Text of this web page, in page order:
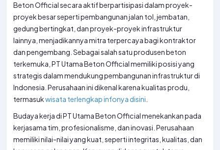
Beton Official secara aktif berpartisipasi dalam proyek-
proyek besar seperti pembangunan jalan tol, jembatan,
gedung bertingkat, dan proyek-proyek infrastruktur
lainnya, menjadikannya mitra terpercaya bagi kontraktor
dan pengembang. Sebagai salah satu produsen beton
terkemuka, PT Utama Beton Official memiliki posisi yang
strategis dalam mendukung pembangunan infrastruktur di
Indonesia. Perusahaan ini dikenal karena kualitas produ,
termasukwisata terlengkap infonya disini
Budaya kerja di PT Utama Beton Official menekankan pada
kerjasama tim, profesionalisme, dan inovasi. Perusahaan
memiliki nilai-nilai yang kuat, seperti integritas, kualitas, dan